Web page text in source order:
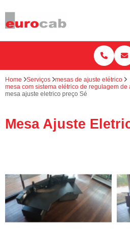
Home Serviços
mesas de ajuste elétrico
mesa com sistema elétrico de regulagem de
mesa ajuste eletrico preço Sé
Mesa Ajuste